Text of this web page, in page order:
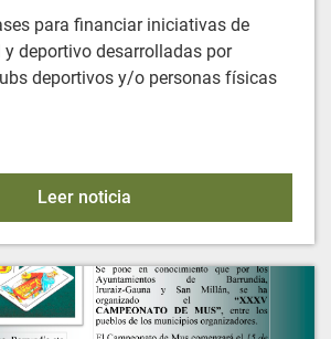
para financiar iniciativas de
deportivo desarrolladas por
deportivos y/o personas físicas
Leer noticiaConvocatoria de